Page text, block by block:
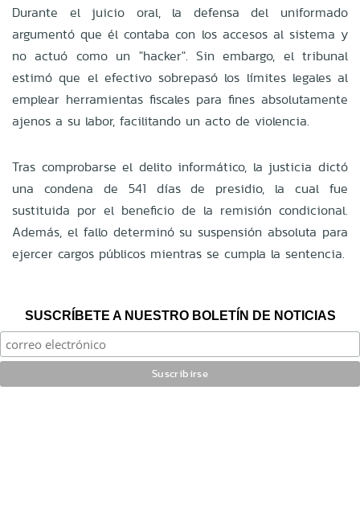
Durante el juicio oral, la defensa del uniformado
argumentó que él contaba con los accesos al sistema y
no actuó como un "hacker". Sin embargo, el tribunal
estimó que el efectivo sobrepasó los límites legales al
emplear herramientas fiscales para fines absolutamente
ajenos a su labor, facilitando un acto de violencia.
Tras comprobarse el delito informático, la justicia dictó
una condena de 541 días de presidio, la cual fue
sustituida por el beneficio de la remisión condicional.
Además, el fallo determinó su suspensión absoluta para
ejercer cargos públicos mientras se cumpla la sentencia.
SUSCRÍBETE A NUESTRO BOLETÍN DE NOTICIAS